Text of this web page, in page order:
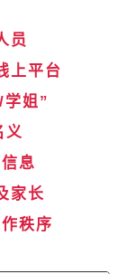
员
上平台
姐”
义
息
家长
秩序